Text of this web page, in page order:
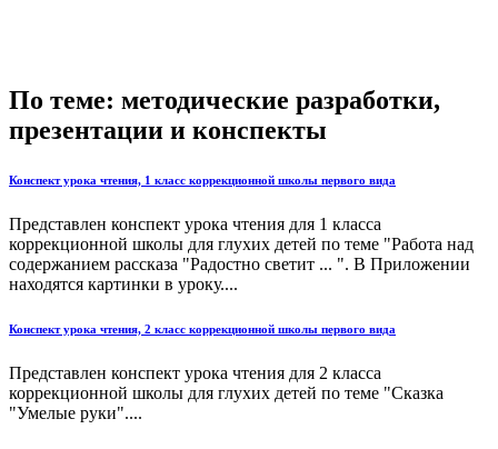
По теме: методические разработки,
презентации и конспекты
Конспект урока чтения, 1 класс коррекционной школы первого вида
Представлен конспект урока чтения для 1 класса
коррекционной школы для глухих детей по теме "Работа над
содержанием рассказа "Радостно светит ... ". В Приложении
находятся картинки в уроку....
Конспект урока чтения, 2 класс коррекционной школы первого вида
Представлен конспект урока чтения для 2 класса
коррекционной школы для глухих детей по теме "Сказка
"Умелые руки"....